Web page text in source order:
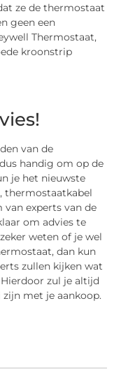
ze de thermostaat
geen een
Thermostaat,
kroonstrip
van de
handig om op de
je het nieuwste
thermostaatkabel
experts van de
om advies te
weten of je wel
dan kun
zullen kijken wat
zul je altijd
met je aankoop.